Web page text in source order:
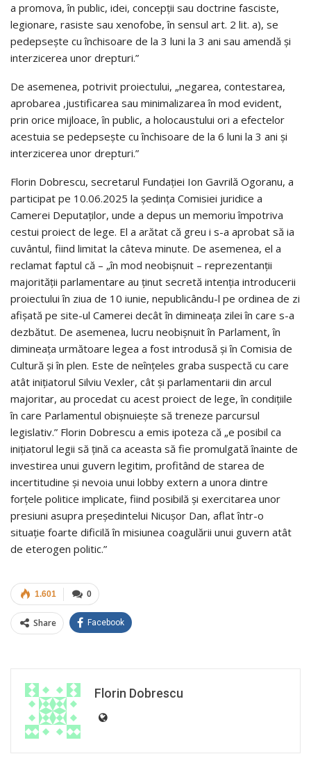
a promova, în public, idei, concepţii sau doctrine fasciste,
legionare, rasiste sau xenofobe, în sensul art. 2 lit. a), se
pedepseşte cu închisoare de la 3 luni la 3 ani sau amendă şi
interzicerea unor drepturi.”
De asemenea, potrivit proiectului, „negarea, contestarea,
aprobarea ,justificarea sau minimalizarea în mod evident,
prin orice mijloace, în public, a holocaustului ori a efectelor
acestuia se pedepseşte cu închisoare de la 6 luni la 3 ani şi
interzicerea unor drepturi.”
Florin Dobrescu, secretarul Fundației Ion Gavrilă Ogoranu, a
participat pe 10.06.2025 la ședința Comisiei juridice a
Camerei Deputaților, unde a depus un memoriu împotriva
cestui proiect de lege. El a arătat că greu i s-a aprobat să ia
cuvântul, fiind limitat la câteva minute. De asemenea, el a
reclamat faptul că – „în mod neobișnuit – reprezentanții
majorității parlamentare au ținut secretă intenția introducerii
proiectului în ziua de 10 iunie, nepublicându-l pe ordinea de zi
afișată pe site-ul Camerei decât în dimineața zilei în care s-a
dezbătut. De asemenea, lucru neobișnuit în Parlament, în
dimineața următoare legea a fost introdusă și în Comisia de
Cultură și în plen. Este de neînțeles graba suspectă cu care
atât inițiatorul Silviu Vexler, cât și parlamentarii din arcul
majoritar, au procedat cu acest proiect de lege, în condițiile
în care Parlamentul obișnuiește să treneze parcursul
legislativ.” Florin Dobrescu a emis ipoteza că „e posibil ca
inițiatorul legii să țină ca aceasta să fie promulgată înainte de
investirea unui guvern legitim, profitând de starea de
incertitudine și nevoia unui lobby extern a unora dintre
forțele politice implicate, fiind posibilă și exercitarea unor
presiuni asupra președintelui Nicușor Dan, aflat într-o
situație foarte dificilă în misiunea coagulării unui guvern atât
de eterogen politic.”
0
1.601
Share Facebook
Florin Dobrescu